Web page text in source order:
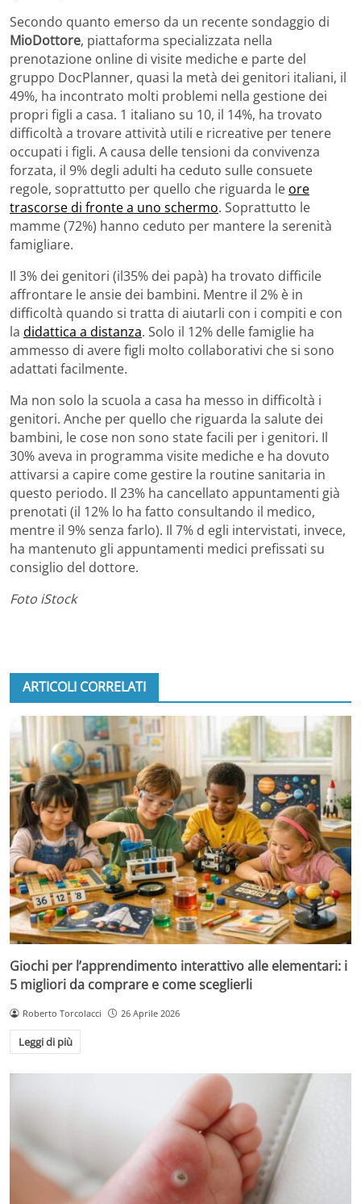
Secondo quanto emerso da un recente sondaggio di
MioDottore, piattaforma specializzata nella
prenotazione online di visite mediche e parte del
gruppo DocPlanner, quasi la metà dei genitori italiani, il
49%, ha incontrato molti problemi nella gestione dei
propri figli a casa. 1 italiano su 10, il 14%, ha trovato
difficoltà a trovare attività utili e ricreative per tenere
occupati i figli. A causa delle tensioni da convivenza
forzata, il 9% degli adulti ha ceduto sulle consuete
regole, soprattutto per quello che riguarda le ore
trascorse di fronte a uno schermo. Soprattutto le
mamme (72%) hanno ceduto per mantere la serenità
famigliare.
Il 3% dei genitori (il35% dei papà) ha trovato difficile
affrontare le ansie dei bambini. Mentre il 2% è in
difficoltà quando si tratta di aiutarli con i compiti e con
la didattica a distanza. Solo il 12% delle famiglie ha
ammesso di avere figli molto collaborativi che si sono
adattati facilmente.
Ma non solo la scuola a casa ha messo in difficoltà i
genitori. Anche per quello che riguarda la salute dei
bambini, le cose non sono state facili per i genitori. Il
30% aveva in programma visite mediche e ha dovuto
attivarsi a capire come gestire la routine sanitaria in
questo periodo. Il 23% ha cancellato appuntamenti già
prenotati (il 12% lo ha fatto consultando il medico,
mentre il 9% senza farlo). Il 7% d egli intervistati, invece,
ha mantenuto gli appuntamenti medici prefissati su
consiglio del dottore.
Foto iStock
ARTICOLI CORRELATI
Giochi per l’apprendimento interattivo alle elementari: i
5 migliori da comprare e come sceglierli
Roberto Torcolacci 26 Aprile 2026
Leggi di più